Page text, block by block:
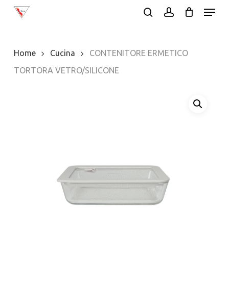
Skip
content
Menu
Home Cucina
CONTENITORE ERMETICO
TORTORA VETRO/SILICONE